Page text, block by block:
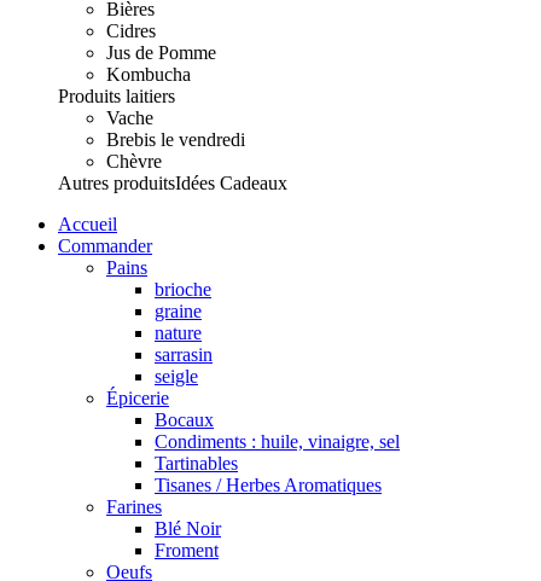
Bières
Cidres
Jus de Pomme
Kombucha
Produits laitiers
Vache
Brebis le vendredi
Chèvre
Autres produitsIdées Cadeaux
Accueil
Commander
Pains
brioche
graine
nature
sarrasin
seigle
Épicerie
Bocaux
Condiments : huile, vinaigre, sel
Tartinables
Tisanes / Herbes Aromatiques
Farines
Blé Noir
Froment
Oeufs